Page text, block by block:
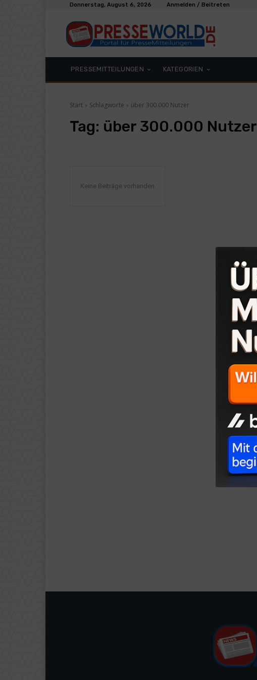
Donnerstag, August 6, 2026 Anmelden / Beitreten
PRESSEMITTEILUNGEN KATEGORIEN
Start Schlagworte über 300.000 Nutzer
Tag: über 300.000 Nutzer
Keine Beiträge vorhanden